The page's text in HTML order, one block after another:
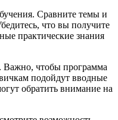
Сравните темы и
что вы получите
практические знания
Важно, чтобы программа
подойдут вводные
обратить внимание на